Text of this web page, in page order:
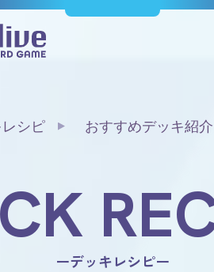
シピ おすすめデッキ紹
ーデッキレシピー